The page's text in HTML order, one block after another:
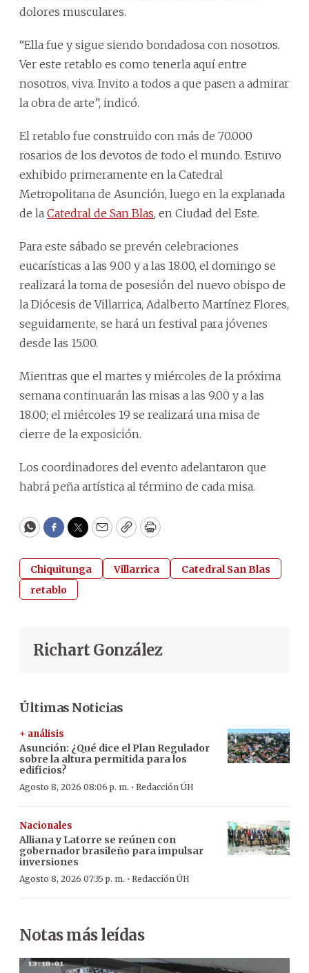
dolores musculares.
“Ella fue y sigue siendo bondadosa con nosotros.
Ver este retablo es como tenerla aquí entre
nosotros, viva. Invito a todos a que pasen a admirar
la obra de arte”, indicó.
El retablo fue construido con más de 70.000
rosarios de los devotos de todo el mundo. Estuvo
exhibido primeramente en la Catedral
Metropolitana de Asunción, luego en la explanada
de la Catedral de San Blas, en Ciudad del Este.
Para este sábado se prevén celebraciones
eucarísticas a las 9.00 y a las 18.00, el domingo se
realizará la toma de posesión del nuevo obispo de
la Diócesis de Villarrica, Adalberto Martínez Flores,
seguidamente, se hará un festival para jóvenes
desde las 15.00.
Mientras que el martes y miércoles de la próxima
semana continuarán las misas a las 9.00 y a las
18.00; el miércoles 19 se realizará una misa de
cierre de la exposición.
Los coordinadores del evento adelantaron que
habrá peña artística al término de cada misa.
WhatsApp
Facebook
Twitter
EmailCopyPrint
Chiquitunga Villarrica
Catedral San Blas
retablo
Richart González
Últimas Noticias
+ análisis
Asunción: ¿Qué dice el Plan Regulador
sobre la altura permitida para los
edificios?
Agosto 8, 2026 08:06 p. m. · Redacción ÚH
Nacionales
Alliana y Latorre se reúnen con
gobernador brasileño para impulsar
inversiones
Agosto 8, 2026 07:35 p. m. · Redacción ÚH
Notas más leídas